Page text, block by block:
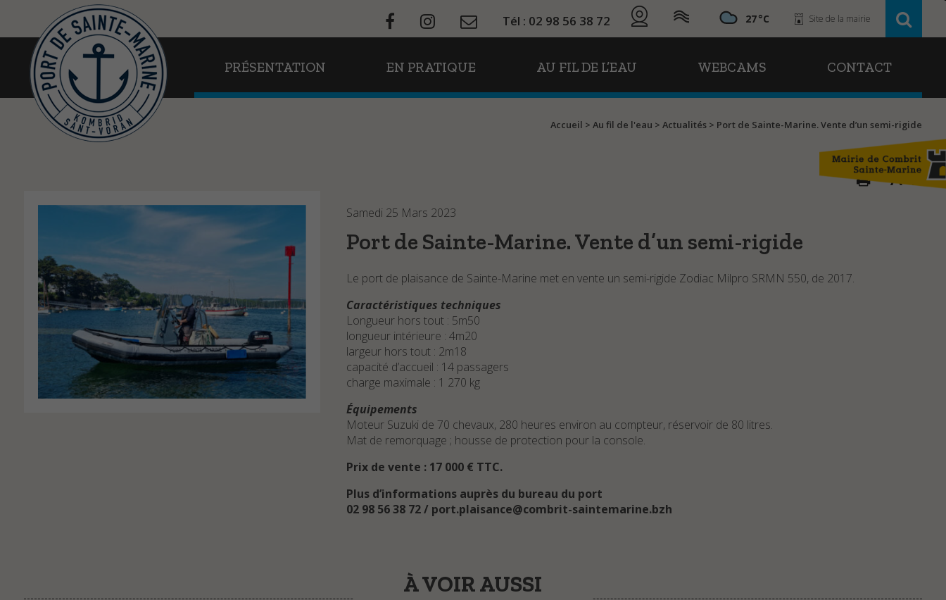
Tél : 02 98 56 38 72 27 Site de la mairie
PRÉSENTATION EN PRATIQUE AU FIL DE L’EAU WEBCAMS CONTACT
Accueil >Au fil de l'eau >Actualités > Port de Sainte-Marine. Vente d’un semi-rigide
A A
Samedi 25 Mars 2023
Port de Sainte-Marine. Vente d’un semi-rigide
Le port de plaisance de Sainte-Marine met en vente un semi-rigide Zodiac Milpro SRMN 550, de 2017.
Caractéristiques techniques
Longueur hors tout : 5m50
longueur intérieure : 4m20
largeur hors tout : 2m18
capacité d’accueil : 14 passagers
charge maximale : 1 270 kg
Équipements
Moteur Suzuki de 70 chevaux, 280 heures environ au compteur, réservoir de 80 litres.
Mat de remorquage ; housse de protection pour la console.
Prix de vente : 17 000 € TTC.
Plus d’informations auprès du bureau du port
02 98 56 38 72 / port.plaisance@combrit-saintemarine.bzh
À VOIR AUSSI
PRÉSENTATION
EN PRATIQUE
AU FIL DE L’EAU
WEBCAMS